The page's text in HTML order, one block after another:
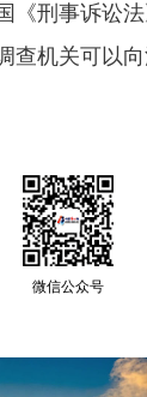
刑事诉讼法
查机关可以
微信公众号